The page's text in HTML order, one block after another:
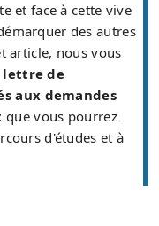
et face à cette vive
des autres
article, nous vous
lettre de
aux demandes
que vous pourrez
d'études et à